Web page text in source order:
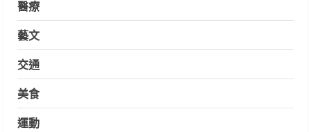
醫療
藝文
交通
美食
運動